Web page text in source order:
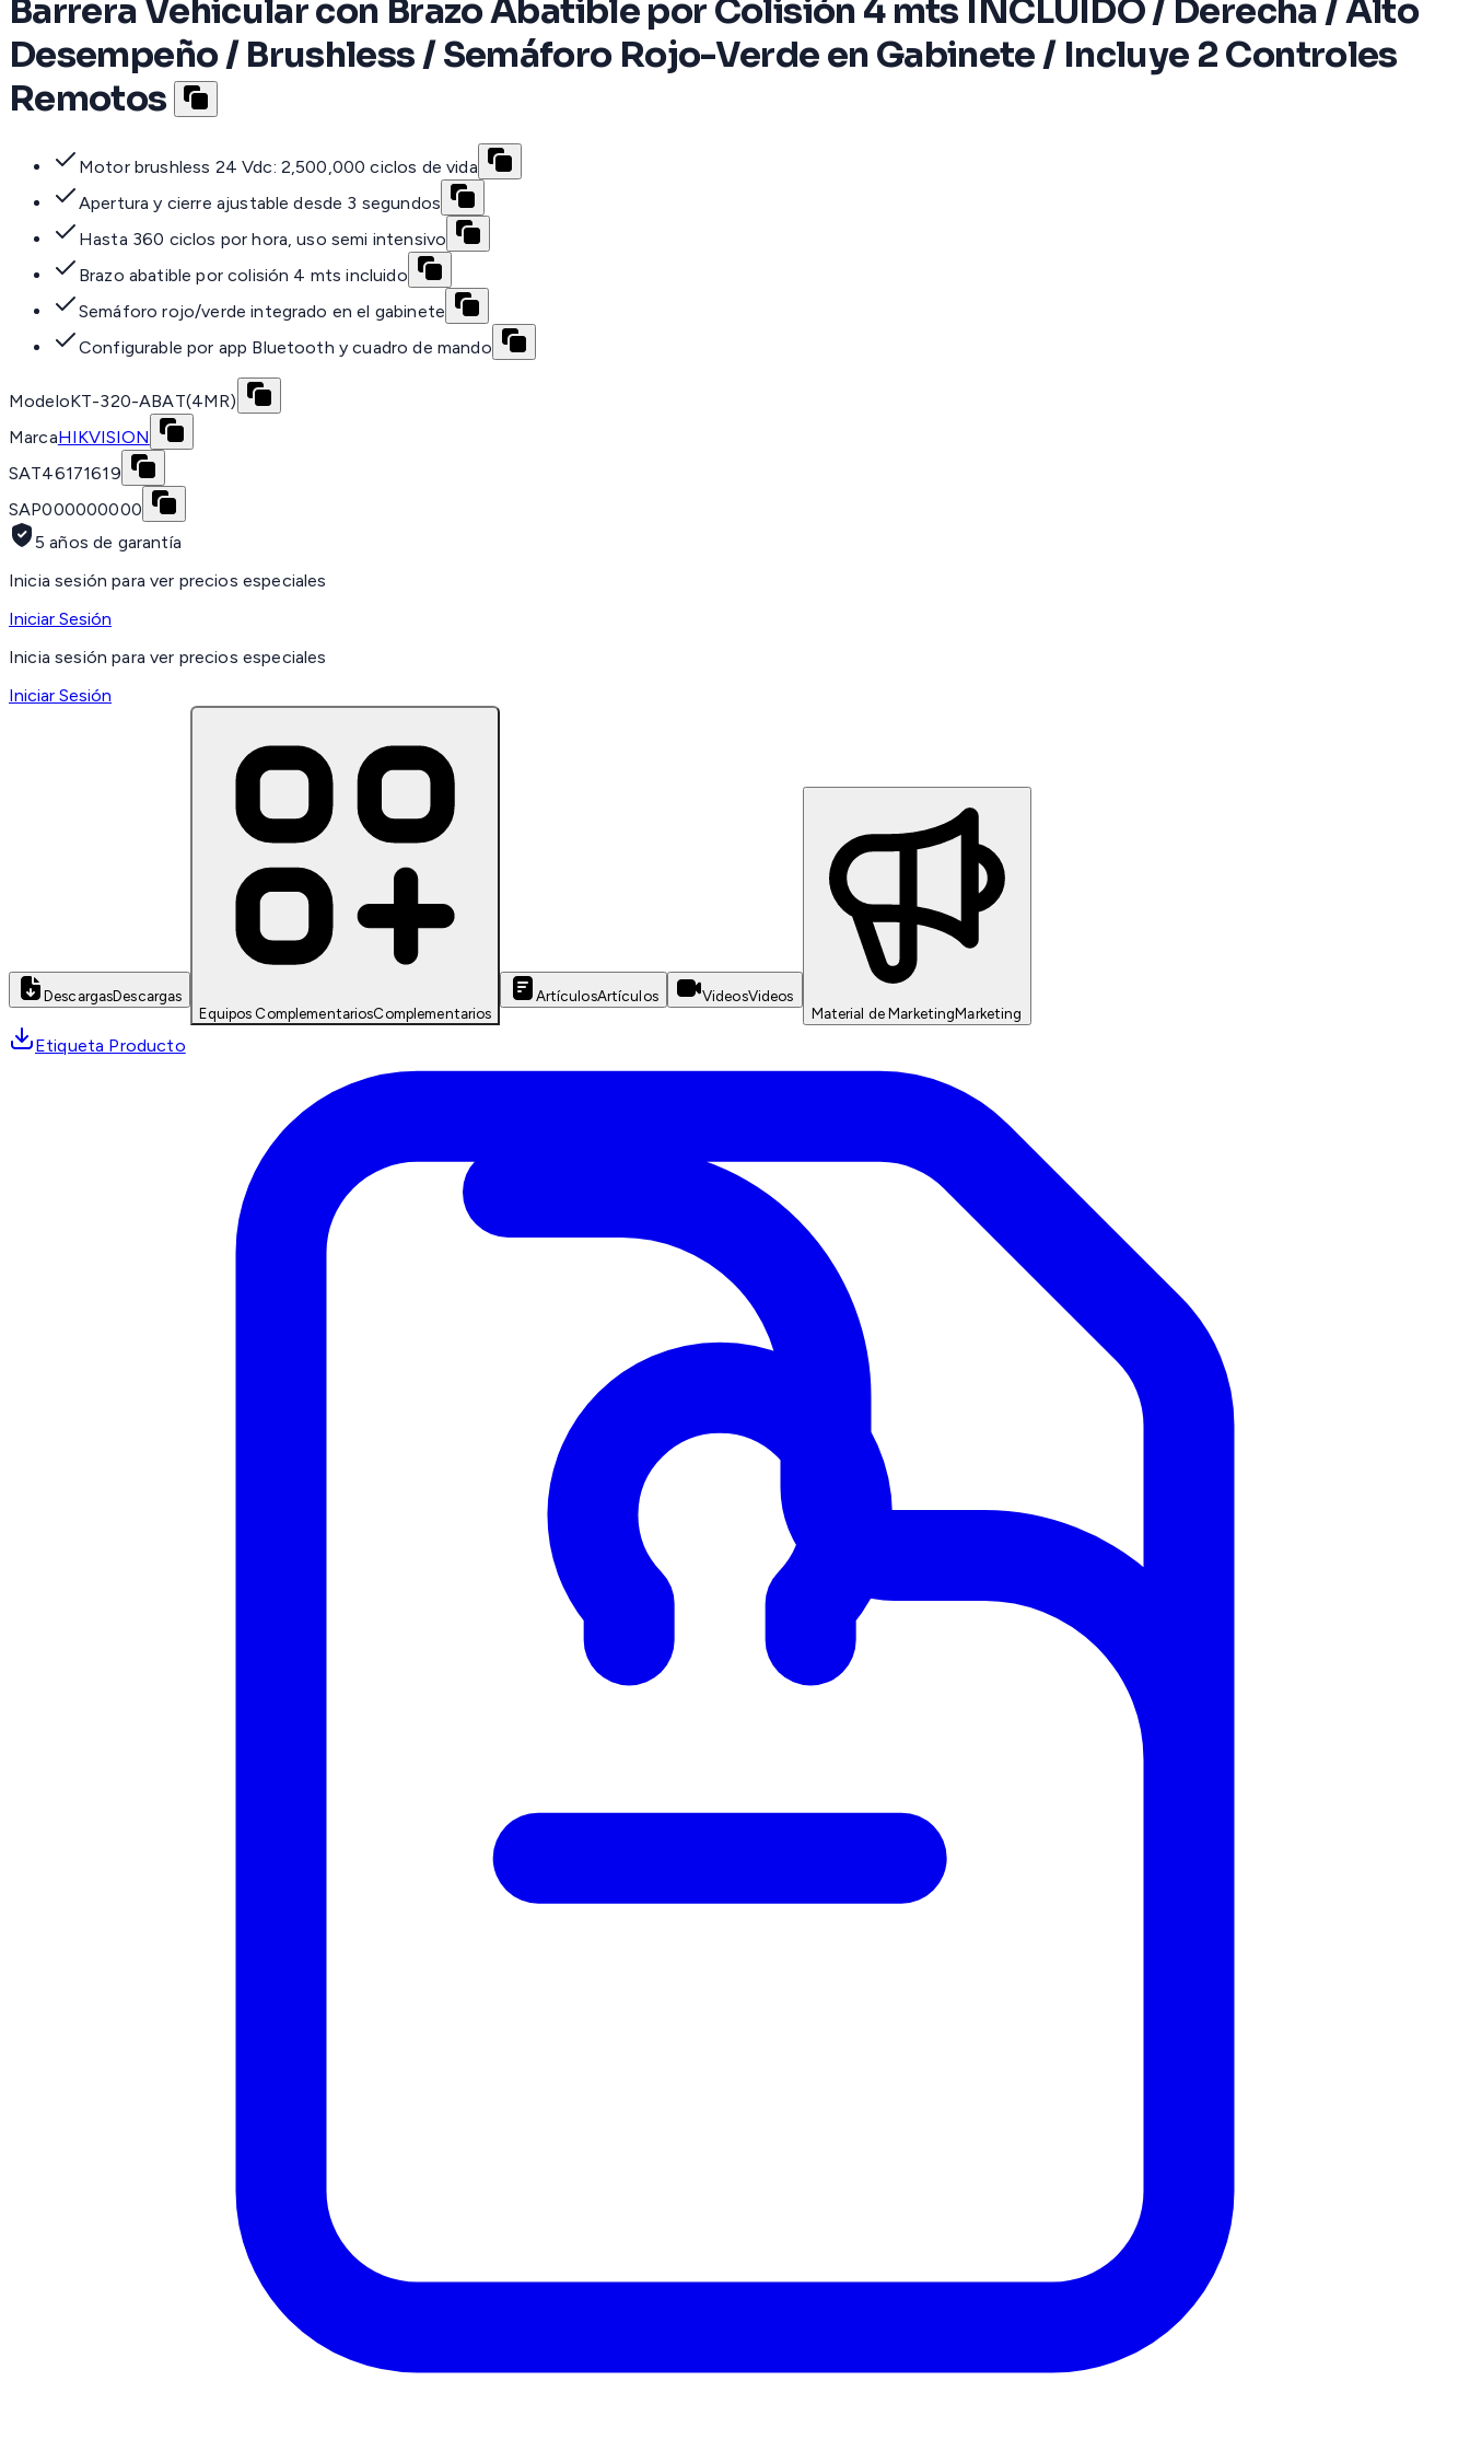
Barrera Vehicular con Brazo Abatible por Colisión 4 mts INCLUIDO / Derecha / Alto
Desempeño / Brushless / Semáforo Rojo-Verde en Gabinete / Incluye 2 Controles
Remotos
Motor brushless 24 Vdc: 2,500,000 ciclos de vida
Apertura y cierre ajustable desde 3 segundos
Hasta 360 ciclos por hora, uso semi intensivo
Brazo abatible por colisión 4 mts incluido
Semáforo rojo/verde integrado en el gabinete
Configurable por app Bluetooth y cuadro de mando
ModeloKT-320-ABAT(4MR)
MarcaHIKVISION
SAT46171619
SAP000000000
5 años de garantía
Inicia sesión para ver precios especiales
Iniciar Sesión
Inicia sesión para ver precios especiales
Iniciar Sesión
DescargasDescargas
Equipos ComplementariosComplementarios
ArtículosArtículos VideosVideos
Material de MarketingMarketing
Etiqueta Producto